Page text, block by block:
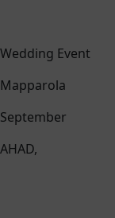
Wedding Event
Mapparola
September
AHAD,